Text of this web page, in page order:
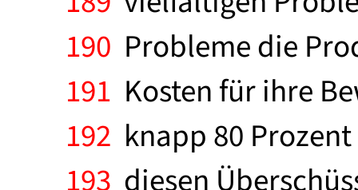
190 Probleme die
191 Kosten für ihre
192 knapp 80